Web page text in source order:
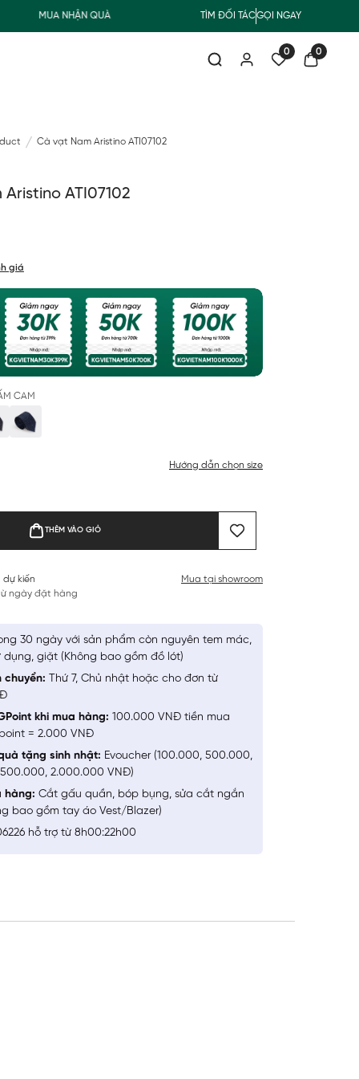
MUA NHẬN QUÀ FREESHIP GIAO THƯỜNG CHO ĐƠN HÀNG TỪ
TÌM ĐỐI TÁCGỌI NGAY
0 0
Cà vạt Nam Aristino ATI07102
ATI07102
giá
CAM
Hướng dẫn chọn size
THÊM VÀO GIỎ
dự kiến
ngày đặt hàng
Mua tại showroom
30 ngày với sản phẩm còn nguyên tem mác,
dụng, giặt (Không bao gồm đồ lót)
chuyển: Thứ 7, Chủ nhật hoặc cho đơn từ
khi mua hàng: 100.000 VNĐ tiền mua
= 2.000 VNĐ
tặng sinh nhật: Evoucher (100.000, 500.000,
2.000.000 VNĐ)
hàng: Cắt gấu quần, bóp bụng, sửa cắt ngắn
bao gồm tay áo Vest/Blazer)
hỗ trợ từ 8h00:22h00